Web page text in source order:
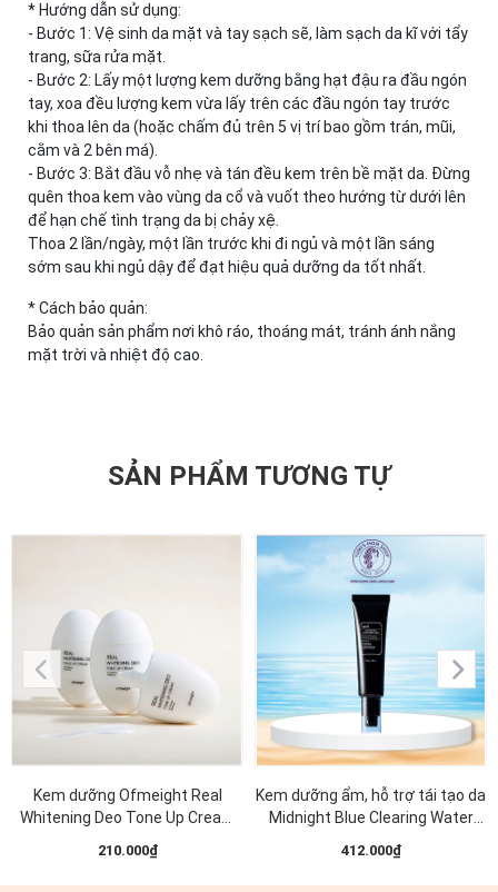
* Hướng dẫn sử dụng:
- Bước 1: Vệ sinh da mặt và tay sạch sẽ, làm sạch da kĩ với tẩy
trang, sữa rửa mặt.
- Bước 2: Lấy một lượng kem dưỡng bằng hạt đậu ra đầu ngón
tay, xoa đều lượng kem vừa lấy trên các đầu ngón tay trước
khi thoa lên da (hoặc chấm đủ trên 5 vị trí bao gồm trán, mũi,
cằm và 2 bên má).
- Bước 3: Bắt đầu vỗ nhẹ và tán đều kem trên bề mặt da. Đừng
quên thoa kem vào vùng da cổ và vuốt theo hướng từ dưới lên
để hạn chế tình trạng da bị chảy xệ.
Thoa 2 lần/ngày, một lần trước khi đi ngủ và một lần sáng
sớm sau khi ngủ dậy để đạt hiệu quả dưỡng da tốt nhất.
* Cách bảo quản:
Bảo quản sản phẩm nơi khô ráo, thoáng mát, tránh ánh nắng
mặt trời và nhiệt độ cao.
SẢN PHẨM TƯƠNG TỰ
Kem dưỡng Ofmeight Real
Whitening Deo Tone Up Cream
210.000₫
Kem dưỡng ẩm, hỗ trợ tái tạo da
Midnight Blue Clearing Water
412.000₫